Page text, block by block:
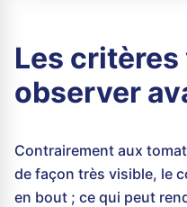
Les critères
observer
Contrairement aux
de façon très visible, le
en bout ; ce qui peut